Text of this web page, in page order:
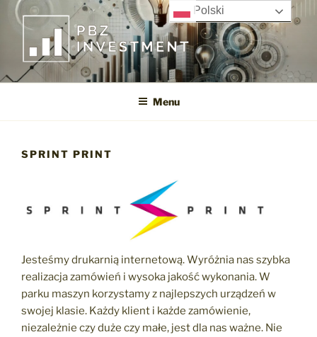
Przejdź
PBZ INVESTMENT SP. Z O.O.
Menu
SPRINT PRINT
Jesteśmy drukarnią internetową. Wyróżnia nas szybka
realizacja zamówień i wysoka jakość wykonania. W
parku maszyn korzystamy z najlepszych urządzeń w
swojej klasie. Każdy klient i każde zamówienie,
niezależnie czy duże czy małe, jest dla nas ważne. Nie
Polski